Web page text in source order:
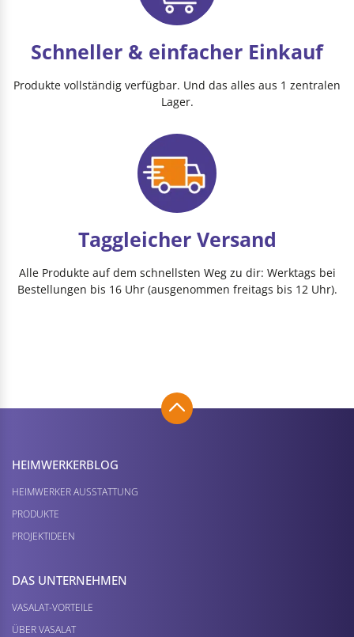
Schneller & einfacher Einkauf
Produkte vollständig verfügbar. Und das alles aus 1 zentralen
Lager.
Taggleicher Versand
Alle Produkte auf dem schnellsten Weg zu dir: Werktags bei
Bestellungen bis 16 Uhr (ausgenommen freitags bis 12 Uhr).
HEIMWERKER­BLOG
HEIMWERKER AUSSTATTUNG
PRODUKTE
PROJEKTIDEEN
DAS UNTERNEHMEN
VASALAT-VORTEILE
ÜBER VASALAT